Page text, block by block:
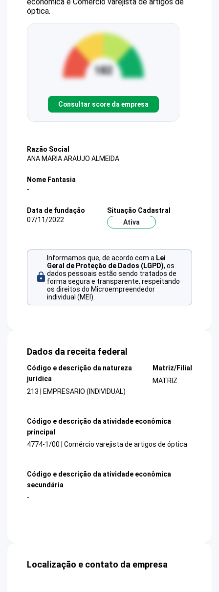
óptica.
Consultar score da empresa
Razão Social
ANA MARIA ARAUJO ALMEIDA
Nome Fantasia
-
Data de fundação
07/11/2022
Situação Cadastral
Ativa
Informamos que, de acordo com a Lei
Geral de Proteção de Dados (LGPD), os
dados pessoais estão sendo tratados de
forma segura e transparente, respeitando
os direitos do Microempreendedor
individual (MEI).
Dados da receita federal
Código e descrição da natureza
jurídica
213 | EMPRESARIO (INDIVIDUAL)
Matriz/Filial
MATRIZ
Código e descrição da atividade econômica
principal
4774-1/00 | Comércio varejista de artigos de óptica
Código e descrição da atividade econômica
secundária
-
Localização e contato da empresa